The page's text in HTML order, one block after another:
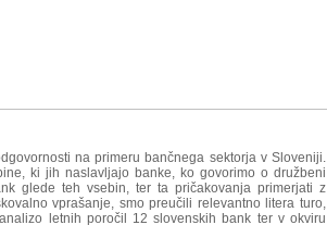
na primeru bančnega sektorja v Sloveniji.
ki jih naslavljajo banke, ko govorimo o družbeni
glede teh vsebin, ter ta pričakovanja primerjati z
vprašanje, smo preučili relevantno litera turo,
letnih poročil 12 slovenskih bank ter v okviru